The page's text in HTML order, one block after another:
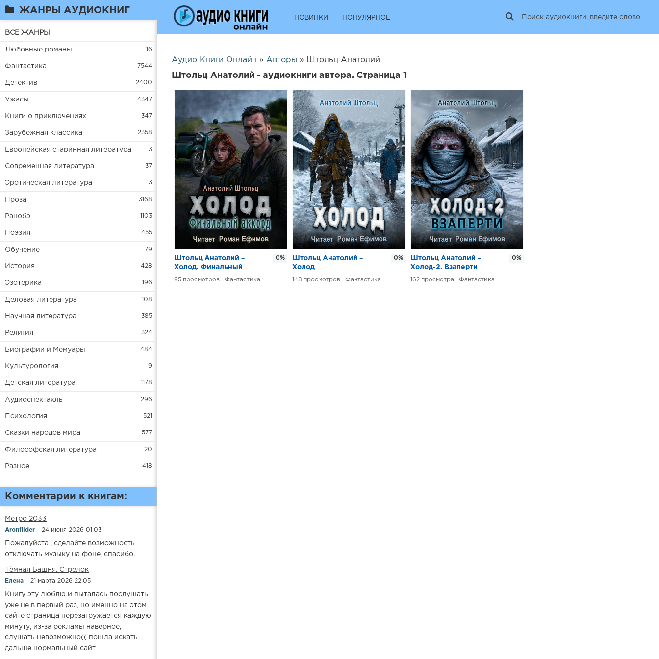
ЖАНРЫ АУДИОКНИГ
ВСЕ ЖАНРЫ
Любовные романы 16
Фантастика 7544
Детектив 2400
Ужасы 4347
Книги о приключениях 347
Зарубежная классика 2358
Европейская старинная литература 3
Современная литература 37
Эротическая литература 3
Проза 3168
Ранобэ 1103
Поэзия 455
Обучение 79
История 428
Эзотерика 196
Деловая литература 108
Научная литература 385
Религия 324
Биографии и Мемуары 484
Культурология 9
Детская литература 1178
Аудиоспектакль 296
Психология 521
Сказки народов мира 577
Философская литература 20
Разное 418
Комментарии к книгам:
Метро 2033
Aronfilder 24 июня 2026 01:03
Пожалуйста , сделайте возможность
отключать музыку на фоне, спасибо.
​​Тёмная Башня. Стрелок
Елена 21 марта 2026 22:05
Книгу эту люблю и пыталась послушать
уже не в первый раз, но именно на этом
сайте страница перезагружается каждую
минуту, из-за рекламы наверное,
слушать невозможно(( пошла искать
дальше нормальный сайт
НОВИНКИ ПОПУЛЯРНОЕ
Аудио Книги Онлайн » Авторы » Штольц Анатолий
Штольц Анатолий - аудиокниги автора. Страница 1
Штольц Анатолий –
Холод. Финальный
аккорд
95 Фантастика
0%
Штольц Анатолий –
Холод
148 Фантастика
0%
Штольц Анатолий –
Холод-2. Взаперти
162 Фантастика
0%